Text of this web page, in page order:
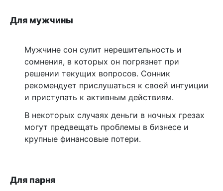
Для мужчины
Мужчине сон сулит нерешительность и
сомнения, в которых он погрязнет при
решении текущих вопросов. Сонник
рекомендует прислушаться к своей интуиции
и приступать к активным действиям.
В некоторых случаях деньги в ночных грезах
могут предвещать проблемы в бизнесе и
крупные финансовые потери.
Для парня